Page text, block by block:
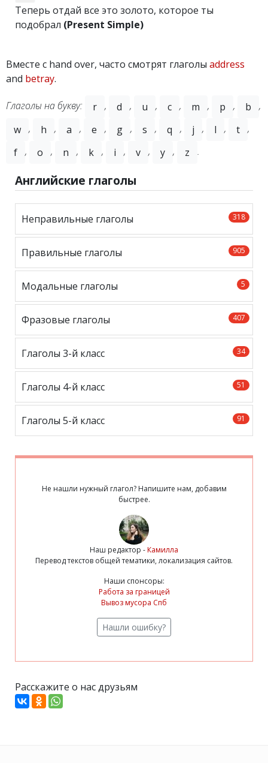
Теперь отдай все это золото, которое ты
подобрал (Present Simple)
Вместе с hand over, часто смотрят глаголы address
and betray.
Глаголы на букву: r , d , u , c , m , p , b
,
w , h , a , e , g , s , q , j , l , t ,
f , o , n , k , i , v , y , z .
Английские глаголы
318
Неправильные глаголы
905
Правильные глаголы
5
Модальные глаголы
407
Фразовые глаголы
34
Глаголы 3-й класс
51
Глаголы 4-й класс
91
Глаголы 5-й класс
Не нашли нужный глагол? Напишите нам, добавим
быстрее.
Наш редактор -Камилла
Перевод текстов общей тематики, локализация сайтов.
Наши спонсоры:
Работа за границей
Вывоз мусора Спб
Нашли ошибку?
Расскажите о нас друзьям